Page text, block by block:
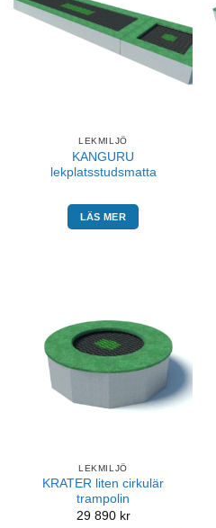
LEKMILJÖ
KANGURU
lekplatsstudsmatta
LÄS MER
LEKMILJÖ
KRATER liten cirkulär
trampolin
29 890 kr